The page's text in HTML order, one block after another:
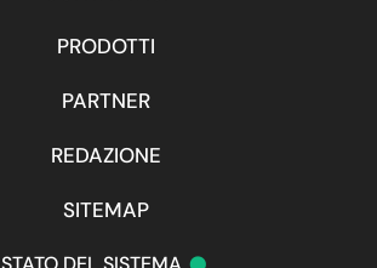
PRODOTTI
PARTNER
REDAZIONE
SITEMAP